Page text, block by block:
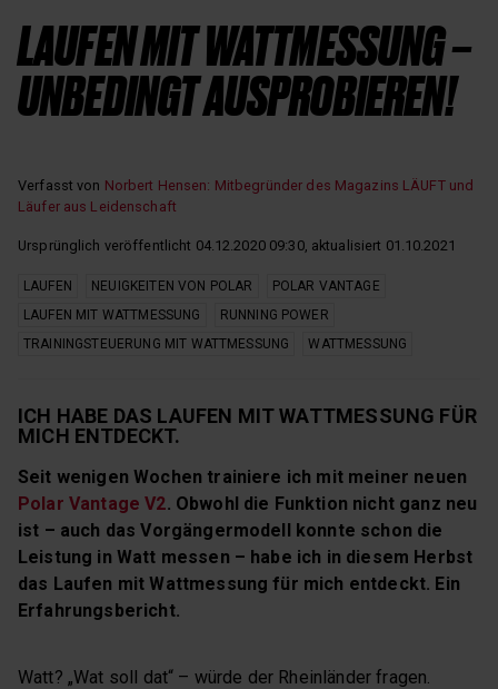
LAUFEN MIT WATTMESSUNG –
UNBEDINGT AUSPROBIEREN!
Verfasst von Norbert Hensen: Mitbegründer des Magazins LÄUFT und
Läufer aus Leidenschaft
Ursprünglich veröffentlicht 04.12.2020 09:30, aktualisiert 01.10.2021
LAUFEN NEUIGKEITEN VON POLAR
POLAR VANTAGE
LAUFEN MIT WATTMESSUNG
RUNNING POWER
TRAININGSTEUERUNG MIT WATTMESSUNG
WATTMESSUNG
ICH HABE DAS LAUFEN MIT WATTMESSUNG FÜR
MICH ENTDECKT.
Seit wenigen Wochen trainiere ich mit meiner neuen
Polar Vantage V2. Obwohl die Funktion nicht ganz neu
ist – auch das Vorgängermodell konnte schon die
Leistung in Watt messen – habe ich in diesem Herbst
das Laufen mit Wattmessung für mich entdeckt. Ein
Erfahrungsbericht.
Watt? „Wat soll dat“ – würde der Rheinländer fragen.